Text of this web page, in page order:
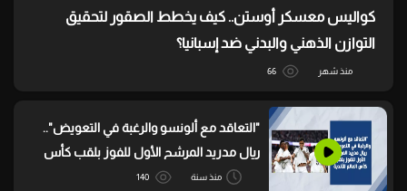
كواليس معسكر أوستن.. كيف يخطط الصقور لتحقيق
التوازن الذهني والبدني ضد إسبانيا؟
منذ شهر 66
"التعاقد مع ألونسو والرغبة في التعويض"..
ريال مدريد المرشح الأول للفوز بلقب كأس
العالم للأندية
منذ سنة 140